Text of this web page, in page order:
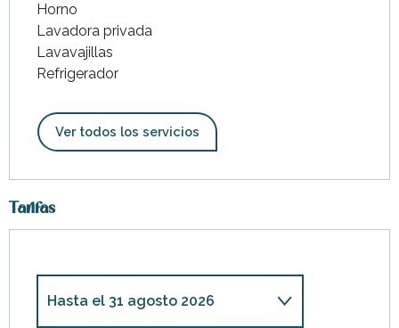
Horno
Lavadora privada
Lavavajillas
Refrigerador
Ver todos los servicios
Tarifas
Hasta el 31 agosto 2026